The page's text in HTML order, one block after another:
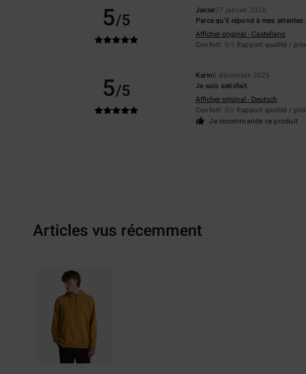
5/5 Javier27 janvier 2026
Parce qu'il répond à mes attentes.
Afficher original - Castellano
Confort: 5/5 Rapport qualité / prix
5/5
Karin6 décembre 2025
Je suis satisfait.
Afficher original - Deutsch
Confort: 5/5 Rapport qualité / prix
Je recommande ce produit
Articles vus récemment